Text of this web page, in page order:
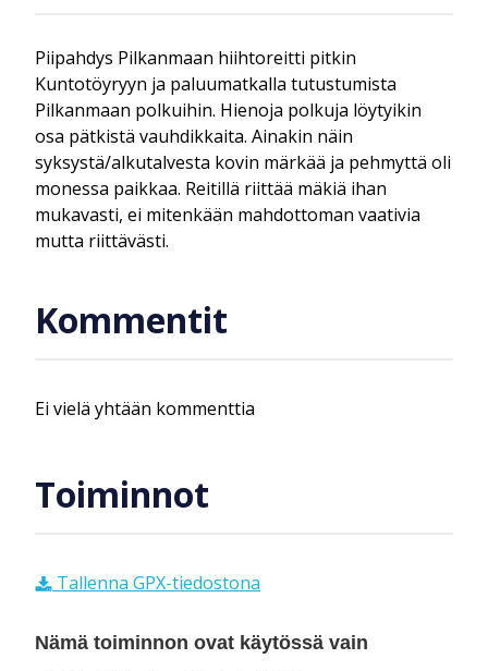
Piipahdys Pilkanmaan hiihtoreitti pitkin
Kuntotöyryyn ja paluumatkalla tutustumista
Pilkanmaan polkuihin. Hienoja polkuja löytyikin
osa pätkistä vauhdikkaita. Ainakin näin
syksystä/alkutalvesta kovin märkää ja pehmyttä oli
monessa paikkaa. Reitillä riittää mäkiä ihan
mukavasti, ei mitenkään mahdottoman vaativia
mutta riittävästi.
Kommentit
Ei vielä yhtään kommenttia
Toiminnot
Tallenna GPX-tiedostona
Nämä toiminnon ovat käytössä vain